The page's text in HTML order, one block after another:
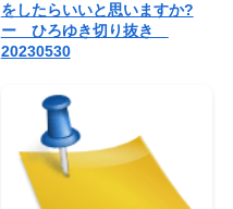
をしたらいいと思いますか?
ー ひろゆき切り抜き
20230530